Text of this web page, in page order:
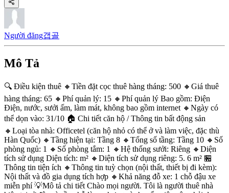
Người đăng갭골
Mô Tả
🔍 Điều kiện thuê 🔸Tiền đặt cọc thuê hàng tháng: 500 🔸Giá thuê
hàng tháng: 65 🔸Phí quản lý: 15 🔸Phí quản lý Bao gồm: Điện
Điện, nước, sưởi ấm, làm mát, không bao gồm internet 🔸Ngày có
thể dọn vào: 31/10 🏠 Chi tiết căn hộ / Thông tin bất động sản
🔸Loại tòa nhà: Officetel (căn hộ nhỏ có thể ở và làm việc, đặc thù
Hàn Quốc) 🔸Tầng hiện tại: Tầng 8 🔸Tổng số tầng: Tầng 10 🔸Số
phòng ngủ: 1 🔸Số phòng tắm: 1 🔸Hệ thống sưởi: Riêng 🔸Diện
tích sử dụng Diện tích: m² 🔸Diện tích sử dụng riêng: 5. 6 m² 🏪
Thông tin tiện ích 🔸Thông tin tuỳ chọn (nội thất, thiết bị đi kèm):
Nội thất và đồ gia dụng tích hợp 🔸Khả năng đỗ xe: 1 chỗ đậu xe
miễn phí 💡Mô tả chi tiết Chào mọi người. Tôi là người thuê nhà